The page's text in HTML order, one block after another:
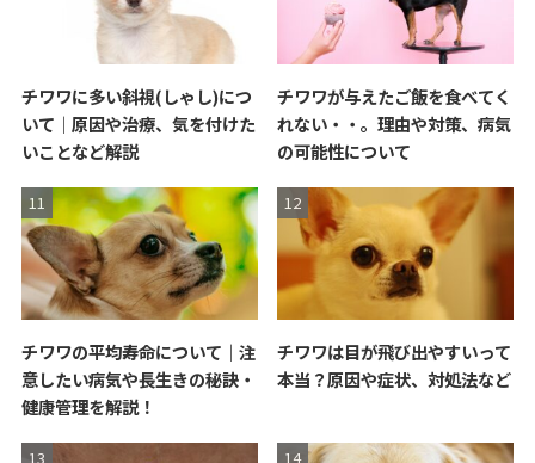
チワワに多い斜視(しゃし)につ
いて｜原因や治療、気を付けた
いことなど解説
チワワが与えたご飯を食べてく
れない・・。理由や対策、病気
の可能性について
チワワの平均寿命について｜注
意したい病気や長生きの秘訣・
健康管理を解説！
チワワは目が飛び出やすいって
本当？原因や症状、対処法など